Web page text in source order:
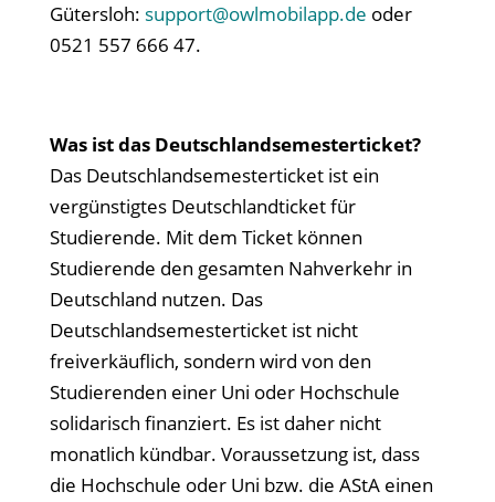
Gütersloh: support@owlmobilapp.de oder
0521 557 666 47.
Was ist das Deutschlandsemesterticket?
Das Deutschlandsemesterticket ist ein
vergünstigtes Deutschlandticket für
Studierende. Mit dem Ticket können
Studierende den gesamten Nahverkehr in
Deutschland nutzen. Das
Deutschlandsemesterticket ist nicht
freiverkäuflich, sondern wird von den
Studierenden einer Uni oder Hochschule
solidarisch finanziert. Es ist daher nicht
monatlich kündbar. Voraussetzung ist, dass
die Hochschule oder Uni bzw. die AStA einen